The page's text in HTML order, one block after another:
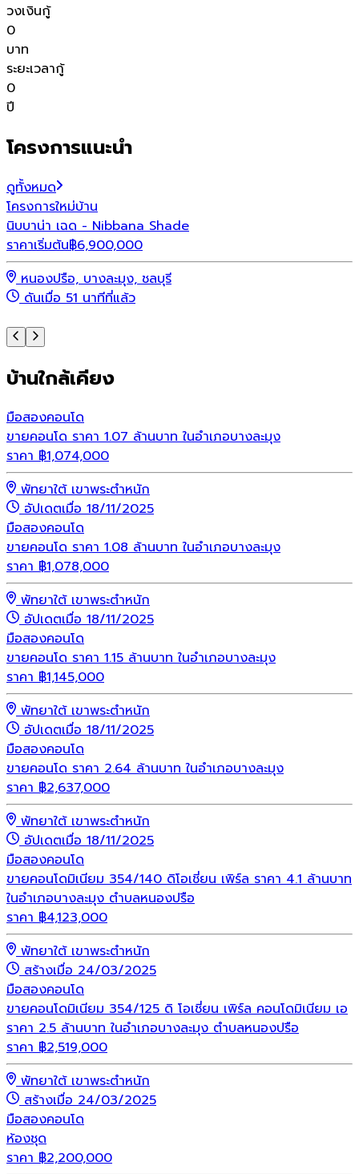
วงเงินกู้
0
บาท
ระยะเวลากู้
0
ปี
โครงการแนะนำ
ดูทั้งหมด
โครงการใหม่บ้าน
นิบบาน่า เฉด - Nibbana Shade
ราคาเริ่มต้น฿6,900,000
หนองปรือ, บางละมุง, ชลบุรี
ดันเมื่อ 51 นาทีที่แล้ว
บ้านใกล้เคียง
มือสองคอนโด
ขายคอนโด ราคา 1.07 ล้านบาท ในอำเภอบางละมุง
ราคา ฿1,074,000
พัทยาใต้ เขาพระตำหนัก
อัปเดตเมื่อ 18/11/2025
มือสองคอนโด
ขายคอนโด ราคา 1.08 ล้านบาท ในอำเภอบางละมุง
ราคา ฿1,078,000
พัทยาใต้ เขาพระตำหนัก
อัปเดตเมื่อ 18/11/2025
มือสองคอนโด
ขายคอนโด ราคา 1.15 ล้านบาท ในอำเภอบางละมุง
ราคา ฿1,145,000
พัทยาใต้ เขาพระตำหนัก
อัปเดตเมื่อ 18/11/2025
มือสองคอนโด
ขายคอนโด ราคา 2.64 ล้านบาท ในอำเภอบางละมุง
ราคา ฿2,637,000
พัทยาใต้ เขาพระตำหนัก
อัปเดตเมื่อ 18/11/2025
มือสองคอนโด
ขายคอนโดมิเนียม 354/140 ดิโอเชี่ยน เพิร์ล ราคา 4.1 ล้านบาท
ในอำเภอบางละมุง ตำบลหนองปรือ
ราคา ฿4,123,000
พัทยาใต้ เขาพระตำหนัก
สร้างเมื่อ 24/03/2025
มือสองคอนโด
ขายคอนโดมิเนียม 354/125 ดิ โอเชี่ยน เพิร์ล คอนโดมิเนียม เอ
ราคา 2.5 ล้านบาท ในอำเภอบางละมุง ตำบลหนองปรือ
ราคา ฿2,519,000
พัทยาใต้ เขาพระตำหนัก
สร้างเมื่อ 24/03/2025
มือสองคอนโด
ห้องชุด
ราคา ฿2,200,000